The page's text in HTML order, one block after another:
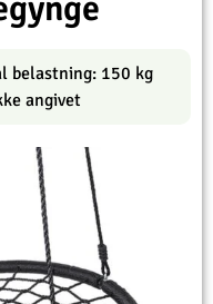
belastning: 150 kg
angivet